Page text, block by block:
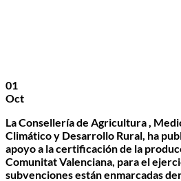
01
Oct
La Consellería de Agricultura ,
Climático y Desarrollo Rural, ha
apoyo a la certificación de la
Comunitat Valenciana, para el
subvenciones están enmarcadas